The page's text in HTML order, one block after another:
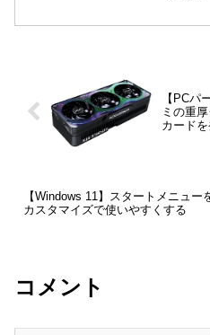
【PCパ
ミの重
カード
【Windows 11】スタートメニュー
カスタマイズで使いやすくする
コメント